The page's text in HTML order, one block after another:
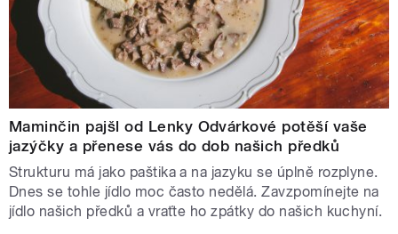
Maminčin pajšl od Lenky Odvárkové potěší vaše
jazýčky a přenese vás do dob našich předků
Strukturu má jako paštika a na jazyku se úplně rozplyne.
Dnes se tohle jídlo moc často nedělá. Zavzpomínejte na
jídlo našich předků a vraťte ho zpátky do našich kuchyní.